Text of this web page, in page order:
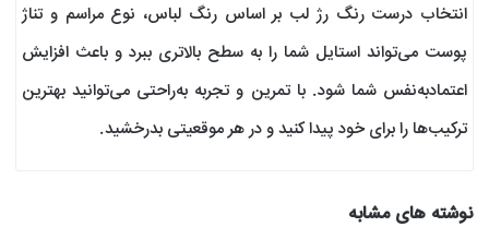
انتخاب درست رنگ رژ لب بر اساس رنگ لباس، نوع مراسم و تناژ
پوست می‌تواند استایل شما را به سطح بالاتری ببرد و باعث افزایش
اعتمادبه‌نفس شما شود. با تمرین و تجربه به‌راحتی می‌توانید بهترین
ترکیب‌ها را برای خود پیدا کنید و در هر موقعیتی بدرخشید.
نوشته های مشابه